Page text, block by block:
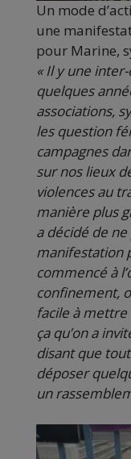
Un mode
une
pour Marine,
« Il y une
quelques
associations,
les question
campagnes
sur nos lieux
violences au
manière plus
a décidé de
manifestation
commencé à
confinement,
facile à
ça qu’on a
disant que
déposer
un